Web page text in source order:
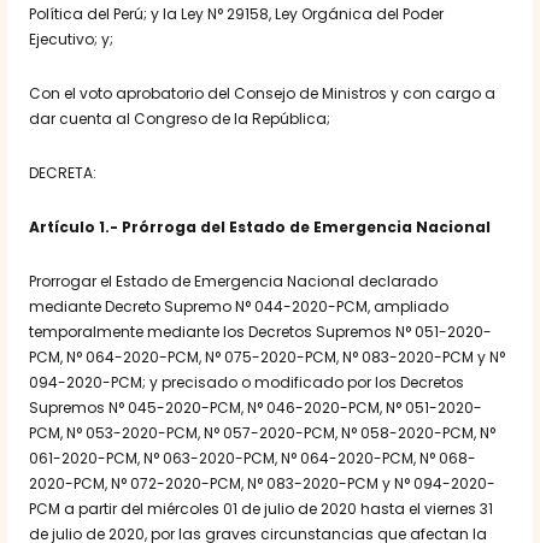
Política del Perú; y la Ley N° 29158, Ley Orgánica del Poder
Ejecutivo; y;
Con el voto aprobatorio del Consejo de Ministros y con cargo a
dar cuenta al Congreso de la República;
DECRETA:
Artículo 1.- Prórroga del Estado de Emergencia Nacional
Prorrogar el Estado de Emergencia Nacional declarado
mediante Decreto Supremo N° 044-2020-PCM, ampliado
temporalmente mediante los Decretos Supremos N° 051-2020-
PCM, N° 064-2020-PCM, N° 075-2020-PCM, N° 083-2020-PCM y N°
094-2020-PCM; y precisado o modificado por los Decretos
Supremos N° 045-2020-PCM, N° 046-2020-PCM, N° 051-2020-
PCM, N° 053-2020-PCM, N° 057-2020-PCM, N° 058-2020-PCM, N°
061-2020-PCM, N° 063-2020-PCM, N° 064-2020-PCM, N° 068-
2020-PCM, N° 072-2020-PCM, N° 083-2020-PCM y N° 094-2020-
PCM a partir del miércoles 01 de julio de 2020 hasta el viernes 31
de julio de 2020, por las graves circunstancias que afectan la